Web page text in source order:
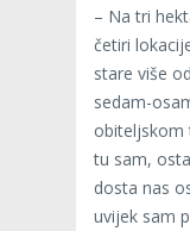
– Na tri
četiri
stare više
sedam-
obiteljskom
tu sam,
dosta nas
uvijek sam